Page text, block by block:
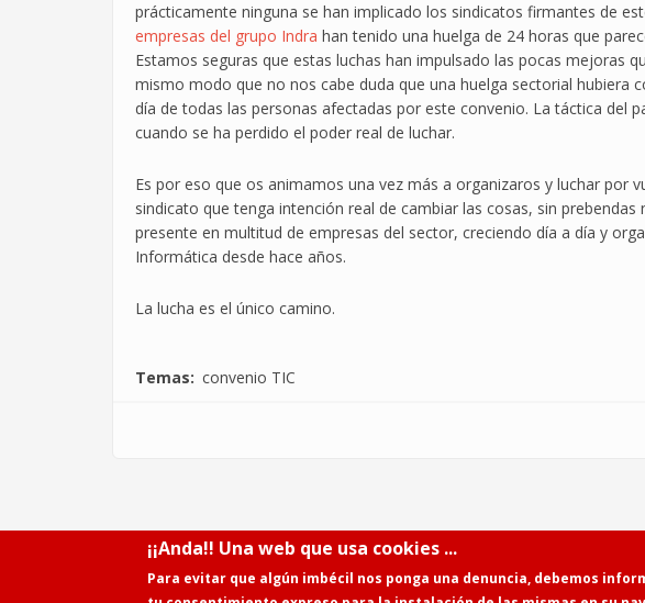
prácticamente ninguna se han implicado los sindicatos firmantes de
empresas del grupo Indra han tenido una huelga de 24 horas que
Estamos seguras que estas luchas han impulsado las pocas mejoras
mismo modo que no nos cabe duda que una huelga sectorial hubiera
día de todas las personas afectadas por este convenio. La táctica del
cuando se ha perdido el poder real de luchar.
Es por eso que os animamos una vez más a organizaros y luchar por
sindicato que tenga intención real de cambiar las cosas, sin prebendas
presente en multitud de empresas del sector, creciendo día a día y
Informática desde hace años.
La lucha es el único camino.
Temas convenio TIC
¡¡Anda!! Una web que usa cookies ...
Para evitar que algún imbécil nos ponga una denuncia, debemos